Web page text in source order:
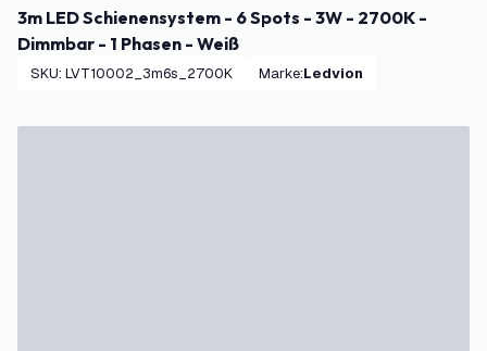
3m LED Schienensystem - 6 Spots - 3W - 2700K -
Dimmbar - 1 Phasen - Weiß
SKU: LVT10002_3m6s_2700K Marke: Ledvion